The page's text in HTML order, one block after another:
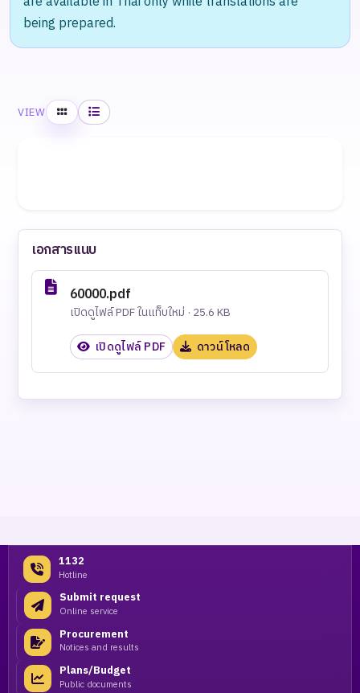
being prepared.
VIEW Grid List
เอกสารแนบ
60000.pdf
เปิดดูไฟล์ PDF ในแท็บใหม่ · 25.6 KB
เปิดดูไฟล์ PDF ดาวน์โหลด
1132
Hotline
Submit request
Online service
Procurement
Notices and results
Plans/Budget
Public documents